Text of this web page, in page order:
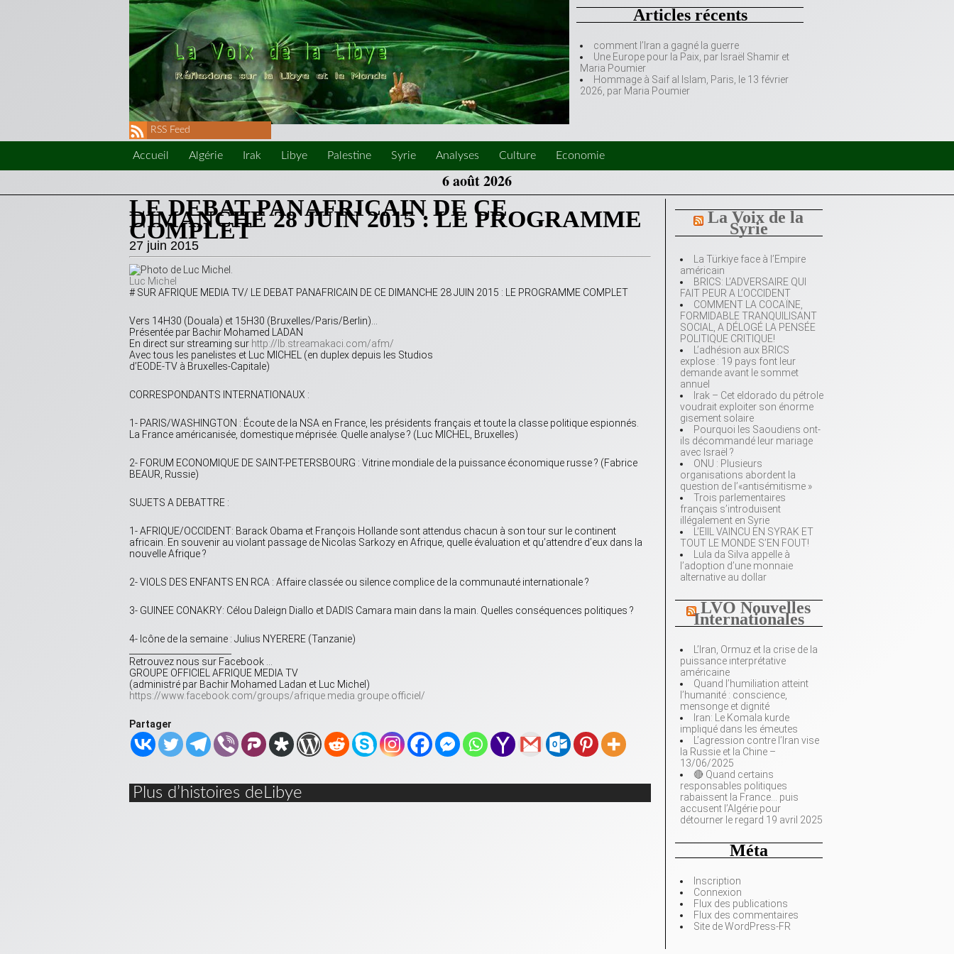
Articles récents
comment l’Iran a gagné la guerre
Une Europe pour la Paix, par Israël Shamir et
Maria Poumier
Hommage à Saif al Islam, Paris, le 13 février
2026, par Maria Poumier
RSS Feed
Accueil Algérie Irak Libye Palestine Syrie Analyses Culture Economie
6 août 2026
La Voix de la
Syrie
La Türkiye face à l’Empire
américain
BRICS: L’ADVERSAIRE QUI
FAIT PEUR A L’OCCIDENT
COMMENT LA COCAÏNE,
FORMIDABLE TRANQUILISANT
SOCIAL, A DÉLOGÉ LA PENSÉE
POLITIQUE CRITIQUE!
L’adhésion aux BRICS
explose : 19 pays font leur
demande avant le sommet
annuel
Irak – Cet eldorado du pétrole
voudrait exploiter son énorme
gisement solaire
Pourquoi les Saoudiens ont-
ils décommandé leur mariage
avec Israël ?
ONU : Plusieurs
organisations abordent la
question de l’«antisémitisme »
Trois parlementaires
français s’introduisent
illégalement en Syrie
L’EIIL VAINCU EN SYRAK ET
TOUT LE MONDE S’EN FOUT!
Lula da Silva appelle à
l’adoption d’une monnaie
alternative au dollar
LVO Nouvelles
Internationales
L’Iran, Ormuz et la crise de la
puissance interprétative
américaine
Quand l’humiliation atteint
l’humanité : conscience,
mensonge et dignité
Iran: Le Komala kurde
impliqué dans les émeutes
L’agression contre l’Iran vise
la Russie et la Chine –
13/06/2025
🔴 Quand certains
responsables politiques
rabaissent la France… puis
accusent l’Algérie pour
détourner le regard 19 avril 2025
Méta
Inscription
Connexion
Flux des publications
Flux des commentaires
Site de WordPress-FR
LE DEBAT PANAFRICAIN DE CE
DIMANCHE 28 JUIN 2015 : LE PROGRAMME
COMPLET
27 juin 2015
Luc Michel
# SUR AFRIQUE MEDIA TV/ LE DEBAT PANAFRICAIN DE CE DIMANCHE 28 JUIN 2015 : LE PROGRAMME COMPLET
Vers 14H30 (Douala) et 15H30 (Bruxelles/Paris/Berlin)…
Présentée par Bachir Mohamed LADAN
En direct sur streaming sur http://lb.streamakaci.com/afm/
Avec tous les panelistes et Luc MICHEL (en duplex depuis les Studios
d’EODE-TV à Bruxelles-Capitale)
CORRESPONDANTS INTERNATIONAUX :
1- PARIS/WASHINGTON : Écoute de la NSA en France, les présidents français et toute la classe politique espionnés.
La France américanisée, domestique méprisée. Quelle analyse ? (Luc MICHEL, Bruxelles)
2- FORUM ECONOMIQUE DE SAINT-PETERSBOURG : Vitrine mondiale de la puissance économique russe ? (Fabrice
BEAUR, Russie)
SUJETS A DEBATTRE :
1- AFRIQUE/OCCIDENT: Barack Obama et François Hollande sont attendus chacun à son tour sur le continent
africain. En souvenir au violant passage de Nicolas Sarkozy en Afrique, quelle évaluation et qu’attendre d’eux dans la
nouvelle Afrique ?
2- VIOLS DES ENFANTS EN RCA : Affaire classée ou silence complice de la communauté internationale ?
3- GUINEE CONAKRY: Célou Daleign Diallo et DADIS Camara main dans la main. Quelles conséquences politiques ?
4- Icône de la semaine : Julius NYERERE (Tanzanie)
Retrouvez nous sur Facebook …
GROUPE OFFICIEL AFRIQUE MEDIA TV
(administré par Bachir Mohamed Ladan et Luc Michel)
https://www.facebook.com/groups/afrique.media.groupe.officiel/
Partager
Plus d’histoires deLibye